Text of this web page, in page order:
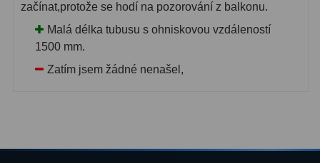
začínat,protože se hodí na pozorování z balkonu.
Malá délka tubusu s ohniskovou vzdáleností
1500 mm.
Zatím jsem žádné nenašel,